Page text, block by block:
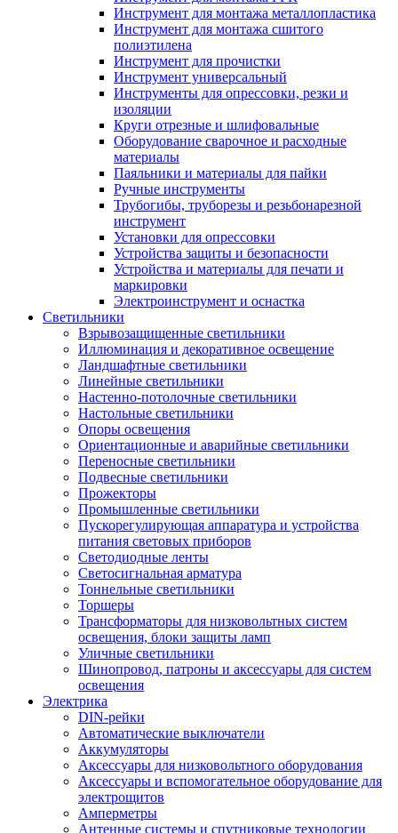
Инструмент для монтажа металлопластика
Инструмент для монтажа сшитого
полиэтилена
Инструмент для прочистки
Инструмент универсальный
Инструменты для опрессовки, резки и
изоляции
Круги отрезные и шлифовальные
Оборудование сварочное и расходные
материалы
Паяльники и материалы для пайки
Ручные инструменты
Трубогибы, труборезы и резьбонарезной
инструмент
Установки для опрессовки
Устройства защиты и безопасности
Устройства и материалы для печати и
маркировки
Электроинструмент и оснастка
Светильники
Взрывозащищенные светильники
Иллюминация и декоративное освещение
Ландшафтные светильники
Линейные светильники
Настенно-потолочные светильники
Настольные светильники
Опоры освещения
Ориентационные и аварийные светильники
Переносные светильники
Подвесные светильники
Прожекторы
Промышленные светильники
Пускорегулирующая аппаратура и устройства
питания световых приборов
Светодиодные ленты
Светосигнальная арматура
Тоннельные светильники
Торшеры
Трансформаторы для низковольтных систем
освещения, блоки защиты ламп
Уличные светильники
Шинопровод, патроны и аксессуары для систем
освещения
Электрика
DIN-рейки
Автоматические выключатели
Аккумуляторы
Аксессуары для низковольтного оборудования
Аксессуары и вспомогательное оборудование для
электрощитов
Амперметры
Антенные системы и спутниковые технологии